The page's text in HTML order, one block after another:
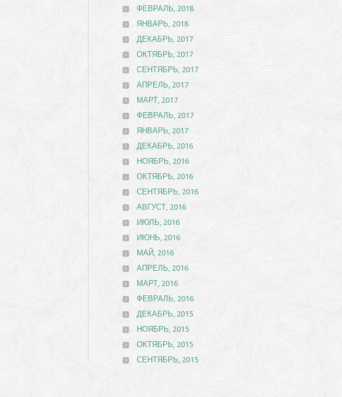
ФЕВРАЛЬ, 2018
ЯНВАРЬ, 2018
ДЕКАБРЬ, 2017
ОКТЯБРЬ, 2017
СЕНТЯБРЬ, 2017
АПРЕЛЬ, 2017
МАРТ, 2017
ФЕВРАЛЬ, 2017
ЯНВАРЬ, 2017
ДЕКАБРЬ, 2016
НОЯБРЬ, 2016
ОКТЯБРЬ, 2016
СЕНТЯБРЬ, 2016
АВГУСТ, 2016
ИЮЛЬ, 2016
ИЮНЬ, 2016
МАЙ, 2016
АПРЕЛЬ, 2016
МАРТ, 2016
ФЕВРАЛЬ, 2016
ДЕКАБРЬ, 2015
НОЯБРЬ, 2015
ОКТЯБРЬ, 2015
СЕНТЯБРЬ, 2015